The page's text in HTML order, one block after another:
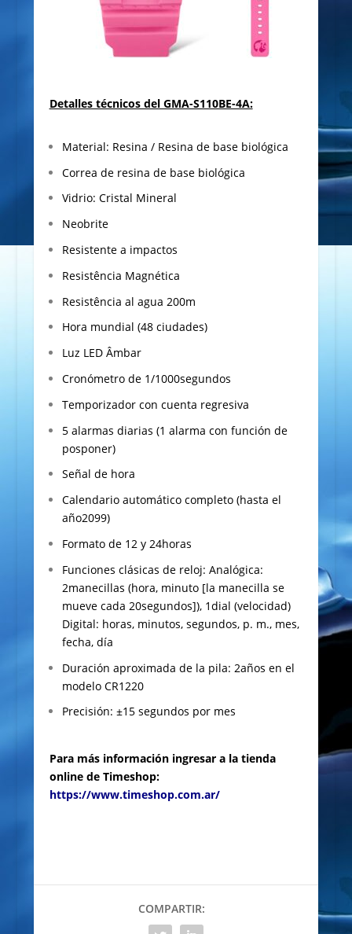
Detalles técnicos del GMA-S110BE-4A:
Material: Resina / Resina de base biológica
Correa de resina de base biológica
Vidrio: Cristal Mineral
Neobrite
Resistente a impactos
Resistência Magnética
Resistência al agua 200m
Hora mundial (48 ciudades)
Luz LED Âmbar
Cronómetro de 1/1000segundos
Temporizador con cuenta regresiva
5 alarmas diarias (1 alarma con función de
posponer)
Señal de hora
Calendario automático completo (hasta el
año2099)
Formato de 12 y 24horas
Funciones clásicas de reloj: Analógica:
2manecillas (hora, minuto [la manecilla se
mueve cada 20segundos]), 1dial (velocidad)
Digital: horas, minutos, segundos, p. m., mes,
fecha, día
Duración aproximada de la pila: 2años en el
modelo CR1220
Precisión: ±15 segundos por mes
Para más información ingresar a la tienda
online de Timeshop:
https://www.timeshop.com.ar/
COMPARTIR: